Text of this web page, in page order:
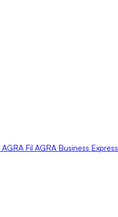
AGRA Fil AGRA Business Express